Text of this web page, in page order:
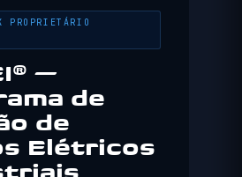
PROPRIETÁRIO
—
de
de
Elétricos